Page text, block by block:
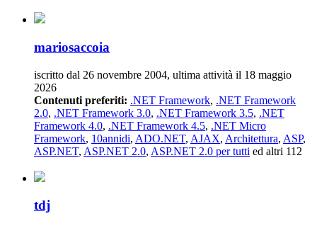
mariosaccoia
iscritto dal 26 novembre 2004, ultima attività il 18 maggio
2026
Contenuti preferiti: .NET Framework, .NET Framework
2.0, .NET Framework 3.0, .NET Framework 3.5, .NET
Framework 4.0, .NET Framework 4.5, .NET Micro
Framework, 10annidi, ADO.NET, AJAX, Architettura, ASP,
ASP.NET, ASP.NET 2.0, ASP.NET 2.0 per tutti ed altri 112
tdj